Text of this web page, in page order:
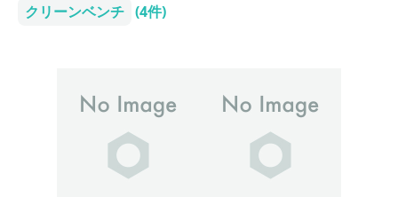
クリーンベンチ (4件)